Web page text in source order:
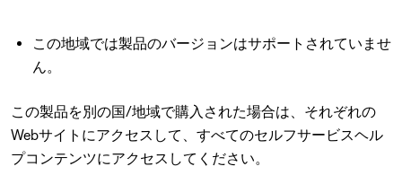
この地域では製品のバージョンはサポートされていませ
ん。
この製品を別の国/地域で購入された場合は、それぞれの
Webサイトにアクセスして、すべてのセルフサービスヘル
プコンテンツにアクセスしてください。